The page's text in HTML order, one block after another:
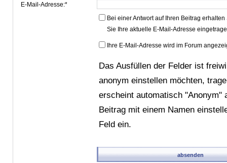
E-Mail-Adresse:*
Bei einer Antwort auf Ihren Beitrag
Sie Ihre aktuelle E-Mail-Adresse
Ihre E-Mail-Adresse wird im Forum
Das Ausfüllen der Felder ist
anonym einstellen möchten,
erscheint automatisch "Anonym"
Beitrag mit einem Namen
Feld ein.